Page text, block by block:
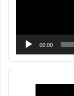
00:00